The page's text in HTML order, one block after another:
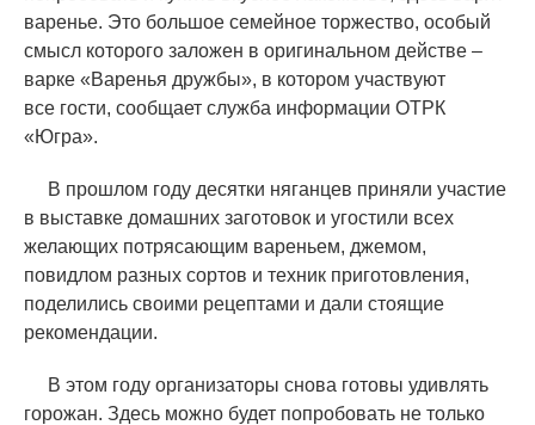
варенье. Это большое семейное торжество, особый
смысл которого заложен в оригинальном действе –
варке «Варенья дружбы», в котором участвуют
все гости, сообщает служба информации ОТРК
«Югра».
В прошлом году десятки няганцев приняли участие
в выставке домашних заготовок и угостили всех
желающих потрясающим вареньем, джемом,
повидлом разных сортов и техник приготовления,
поделились своими рецептами и дали стоящие
рекомендации.
В этом году организаторы снова готовы удивлять
горожан. Здесь можно будет попробовать не только